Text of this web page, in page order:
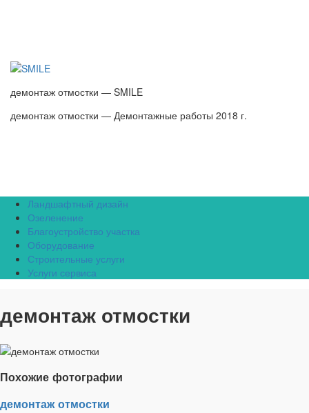
демонтаж отмостки — SMILE
демонтаж отмостки — Демонтажные работы 2018 г.
Ландшафтный дизайн
Озеленение
Благоустройство участка
Оборудование
Строительные услуги
Услуги сервиса
демонтаж отмостки
Похожие фотографии
демонтаж отмостки